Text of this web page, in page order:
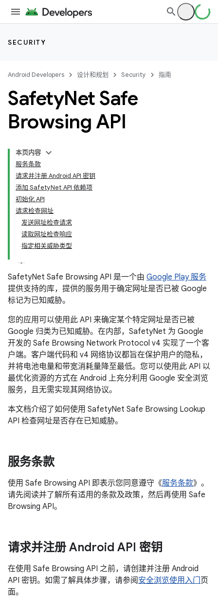
SECURITY
Android Developers 设计和规划 Security 指南
SafetyNet Safe
Browsing API
本页内容
服务条款
请求并注册 Android API 密钥
添加 SafetyNet API 依赖项
初始化 API
请求检查网址
发送网址检查请求
读取网址检查响应
指定相关威胁类型
SafetyNet Safe Browsing API 是一个由 Google Play 服务
提供支持的库，提供的服务用于确定网址是否已被 Google
标记为已知威胁。
您的应用可以使用此 API 来确定某个特定网址是否已被
Google 归类为已知威胁。在内部，SafetyNet 为 Google
开发的 Safe Browsing Network Protocol v4 实现了一个客
户端。客户端代码和 v4 网络协议都旨在保护用户的隐私，
并将电池电量和带宽消耗量降至最低。您可以使用此 API 以
最优化资源的方式在 Android 上充分利用 Google 安全浏览
服务，且无需实现其网络协议。
本文档介绍了如何使用 SafetyNet Safe Browsing Lookup
API 检查网址是否存在已知威胁。
服务条款
使用 Safe Browsing API 即表示您同意遵守《服务条款》。
请先阅读并了解所有适用的条款及政策，然后再使用 Safe
Browsing API。
请求并注册 Android API 密钥
在使用 Safe Browsing API 之前，请创建并注册 Android
API 密钥。如需了解具体步骤，请参阅 安全浏览使用入门 页
面。